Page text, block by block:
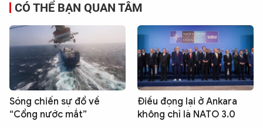
CÓ THỂ BẠN QUAN TÂM
Sóng chiến sự đổ về
“Cổng nước mắt”
Điều đọng lại ở Ankara
không chỉ là NATO 3.0